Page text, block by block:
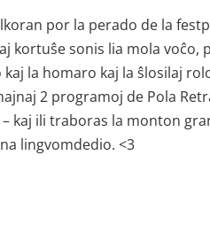
por la perado de la
kortuŝe sonis lia mola
kaj la homaro kaj la ŝlosilaj
2 programoj de Pola
kaj ili traboras la monton
lingvomdedio. <3